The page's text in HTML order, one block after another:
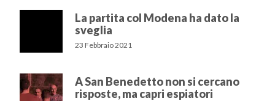
La partita col Modena ha dato la
sveglia
23 Febbraio 2021
A San Benedetto non si cercano
risposte, ma capri espiatori